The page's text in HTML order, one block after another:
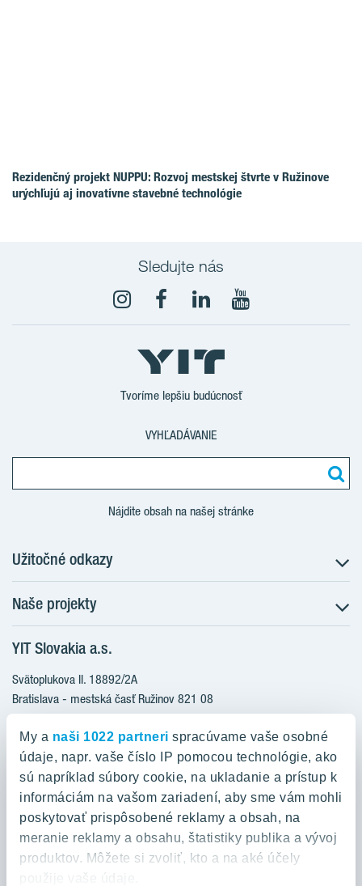
My a naši 1022 partneri spracúvame vaše osobné
údaje, napr. vaše číslo IP pomocou technológie, ako
sú napríklad súbory cookie, na ukladanie a prístup k
informáciám na vašom zariadení, aby sme vám mohli
poskytovať prispôsobené reklamy a obsah, na
meranie reklamy a obsahu, štatistiky publika a vývoj
produktov. Môžete si zvoliť, kto a na aké účely
Rezidenčný projekt NUPPU: Rozvoj mestskej štvrte v Ružinove
urýchľujú aj inovatívne stavebné technológie
Sledujte nás
YouTube
Tvoríme lepšiu budúcnosť
VYHĽADÁVANIE
Nájdite obsah na našej stránke
Užitočné odkazy
O nás
Prečo bývať s nami
Udržateľnosť máme v DNA
Starostlivosť o zákazníkov
Financovanie
Služba Starý za nový
Služba zariadenia bytu
Novinky a médiá
Kariéra
Kontakt
Naše projekty
Družstevné bývanie
NUPPU
ZWIRN
MLYNÁRKA
ZWIRN OFFICE
Pradiareň 1900
YIT Slovakia a.s.
Svätoplukova II. 18892/2A
Bratislava - mestská časť Ružinov 821 08
Slovakia
0800 800 474
info@yit.sk
Pre volania zo zahraničia:
+421 903 999 333